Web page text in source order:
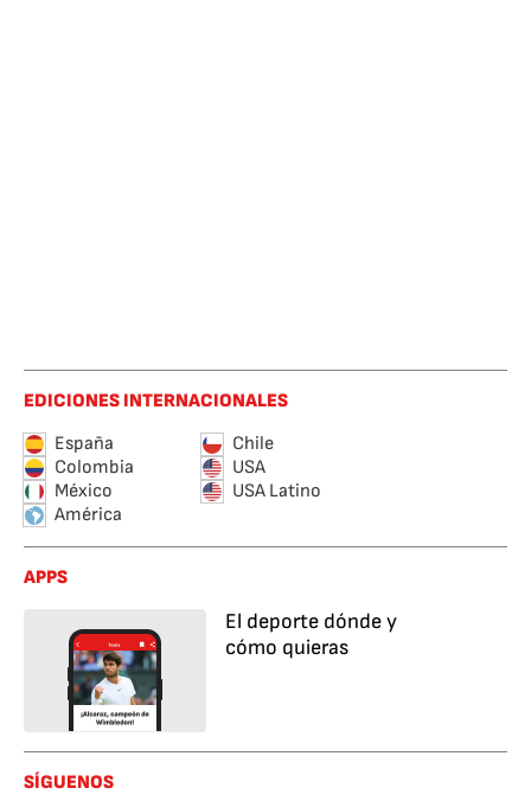
EDICIONES INTERNACIONALES
España
Chile
Colombia
USA
México
USA Latino
América
APPS
El deporte dónde y
cómo quieras
SÍGUENOS